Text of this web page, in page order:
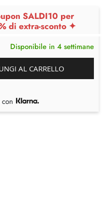
SALDI10 per
di extra-sconto ✦
Disponibile in 4 settimane
AL CARRELLO